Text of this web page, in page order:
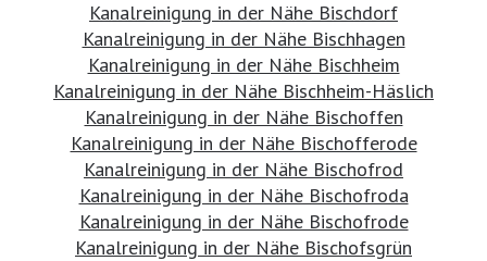
Kanalreinigung in der Nähe Bischdorf
Kanalreinigung in der Nähe Bischhagen
Kanalreinigung in der Nähe Bischheim
Kanalreinigung in der Nähe Bischheim-Häslich
Kanalreinigung in der Nähe Bischoffen
Kanalreinigung in der Nähe Bischofferode
Kanalreinigung in der Nähe Bischofrod
Kanalreinigung in der Nähe Bischofroda
Kanalreinigung in der Nähe Bischofrode
Kanalreinigung in der Nähe Bischofsgrün